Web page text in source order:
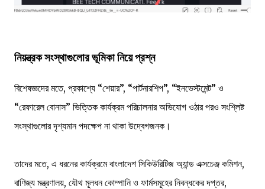
নিয়ন্ত্রক সংস্থাগুলোর ভূমিকা নিয়ে প্রশ্ন
বিশেষজ্ঞদের মতে, প্রকাশ্যে “শেয়ার”, “পার্টনারশিপ”, “ইনভেস্টমেন্ট” ও
“রেফারেল বোনাস” ভিত্তিক কার্যক্রম পরিচালনার অভিযোগ ওঠার পরও সংশ্লিষ্ট
সংস্থাগুলোর দৃশ্যমান পদক্ষেপ না থাকা উদ্বেগজনক।
তাদের মতে, এ ধরনের কার্যক্রমে বাংলাদেশ সিকিউরিটিজ অ্যান্ড এক্সচেঞ্জ কমিশন,
বাণিজ্য মন্ত্রণালয়, যৌথ মূলধন কোম্পানি ও ফার্মসমূহের নিবন্ধকের দপ্তর,